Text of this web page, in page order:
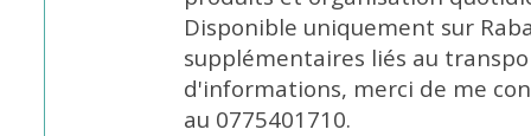
Disponible uniquement sur
supplémentaires liés au
d'informations, merci de me
au 0775401710.